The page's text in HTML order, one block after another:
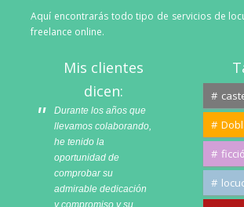
Aquí encontrarás todo tipo de servicios de
freelance online.
Mis clientes
dicen:
Durante los años que
llevamos colaborando,
he tenido la
oportunidad de
comprobar su
admirable dedicación
y compromiso y su